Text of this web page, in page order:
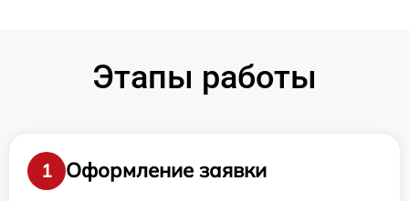
Этапы работы
1
Оформление заявки